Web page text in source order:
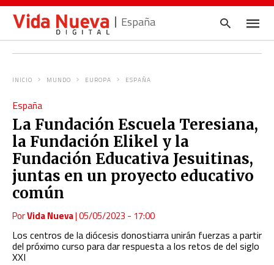
España
y
pulsa
INICIO MUNDO EUROPA ESPAÑA
España
La Fundación Escuela Teresiana,
la Fundación Elikel y la
Fundación Educativa Jesuitinas,
juntas en un proyecto educativo
común
PorVida Nueva|05/05/2023 - 17:00
Los centros de la diócesis donostiarra unirán fuerzas a partir
del próximo curso para dar respuesta a los retos de del siglo
XXI